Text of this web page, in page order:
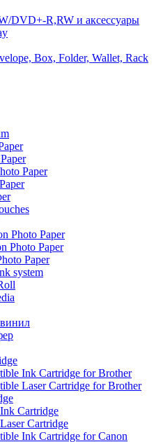
DVD+-R,RW и аксессуары
Box, Folder, Wallet, Rack
Paper
Photo Paper
Photo Paper
Paper
system
Ink Cartridge for Brother
Laser Cartridge for Brother
Cartridge
Cartridge
Ink Cartridge for Canon